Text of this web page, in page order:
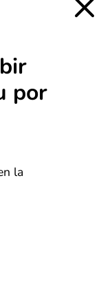
haciendo clic en
bien, el
por
la